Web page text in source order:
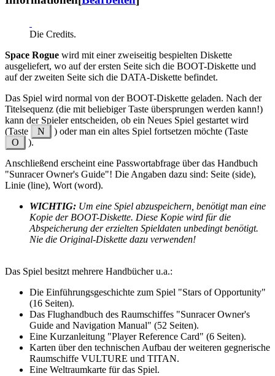
Die Credits.
Space Rogue wird mit einer zweiseitig bespielten Diskette
ausgeliefert, wo auf der ersten Seite sich die BOOT-Diskette und
auf der zweiten Seite sich die DATA-Diskette befindet.
Das Spiel wird normal von der BOOT-Diskette geladen. Nach der
Titelsequenz (die mit beliebiger Taste übersprungen werden kann!)
kann der Spieler entscheiden, ob ein Neues Spiel gestartet wird
(Taste
N
) oder man ein altes Spiel fortsetzen möchte (Taste
O
).
Anschließend erscheint eine Passwortabfrage über das Handbuch
"Sunracer Owner's Guide"! Die Angaben dazu sind: Seite (side),
Linie (line), Wort (word).
WICHTIG: Um eine Spiel abzuspeichern, benötigt man eine
Kopie der BOOT-Diskette. Diese Kopie wird für die
Abspeicherung der erzielten Spieldaten unbedingt benötigt.
Nie die Original-Diskette dazu verwenden!
Das Spiel besitzt mehrere Handbücher u.a.:
Die Einführungsgeschichte zum Spiel "Stars of Opportunity"
(16 Seiten).
Das Flughandbuch des Raumschiffes "Sunracer Owner's
Guide and Navigation Manual" (52 Seiten).
Eine Kurzanleitung "Player Reference Card" (6 Seiten).
Karten über den technischen Aufbau der weiteren gegnerische
Raumschiffe VULTURE und TITAN.
Eine Weltraumkarte für das Spiel.